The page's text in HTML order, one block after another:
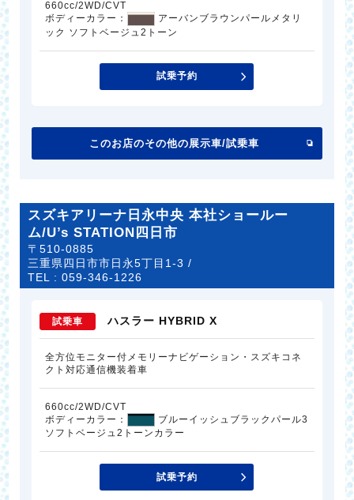
660cc/2WD/CVT
ボディーカラー：
アーバンブラウンパールメタリ
ック ソフトベージュ2トーン
試乗予約
このお店のその他の展示車/試乗車
スズキアリーナ日永中央 本社ショールー
ム/U’s STATION四日市
〒510-0885
三重県四日市市日永5丁目1-3 /
TEL :059-346-1226
試乗車 ハスラー HYBRID X
全方位モニター付メモリーナビゲーション・スズキコネ
クト対応通信機装着車
660cc/2WD/CVT
ボディーカラー：
ブルーイッシュブラックパール3
ソフトベージュ2トーンカラー
試乗予約